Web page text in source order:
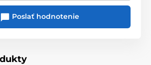
Poslať hodnotenie